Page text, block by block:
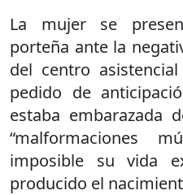
La mujer se
porteña ante la
del centro
pedido de
estaba embarazada
“malformaciones
imposible su vida
producido el